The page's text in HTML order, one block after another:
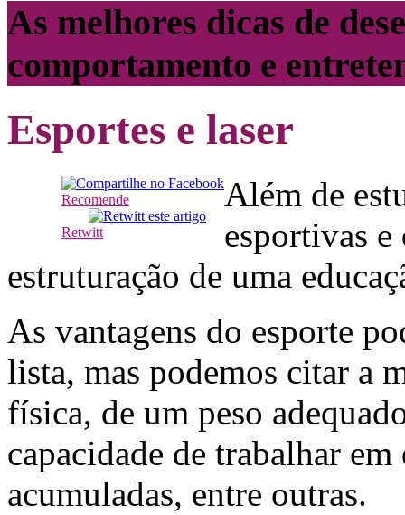
As melhores dicas de
comportamento e
Esportes e laser
Recomende
Retwitt
Além de
esportivas e
estruturação de uma
As vantagens do esporte
lista, mas podemos citar a
física, de um peso
capacidade de trabalhar
acumuladas, entre outras.